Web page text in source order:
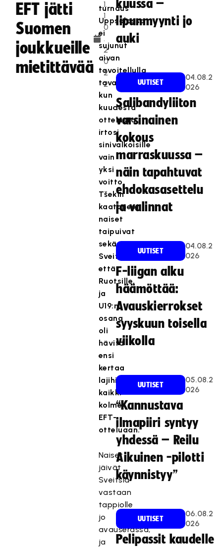
EFT jätti
Suomen
joukkueille
mietittävää
1.
1
0
.
2
0
2
2
turnaus
Uppsalassa
ei
sujunut
aivan
tavoitellulla
tavalla,
kun
kuudesta
ottelusta
irtosi
sinivalkoisille
vain
yksi
voitto.
Tšekin
kaataneet
naiset
taipuivat
sekä
Sveitsille
että
Ruotsille,
ja
U19:n
osana
oli
hävitä
ensi
kertaa
lajihistoriassa
kaikki
kolme
EFT-
otteluaan.
Naiset
jäivät
Sveitsiä
vastaan
tappiolle
jo
avauserässä,
ja
kuussa –
lipunmyynti jo
auki
UUTISET
04.08.2
026
Salibandyliiton
varsinainen
kokous
marraskuussa –
näin tapahtuvat
ehdokasasettelu
ja valinnat
UUTISET
04.08.2
026
F-liigan alku
häämöttää:
Avauskierrokset
syyskuun toisella
viikolla
UUTISET
05.08.2
026
“Kannustava
ilmapiiri syntyy
yhdessä – Reilu
Aikuinen -pilotti
käynnistyy”
UUTISET
06.08.2
026
Pelipassit kaudelle